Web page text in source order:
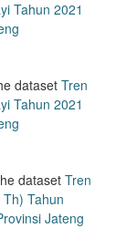
Tahun 2021
dataset Tren
Tahun 2021
datasetTren
Tahun
Jateng